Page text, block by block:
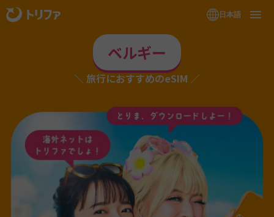
日本語
ベルギー
旅行におすすめのeSIM